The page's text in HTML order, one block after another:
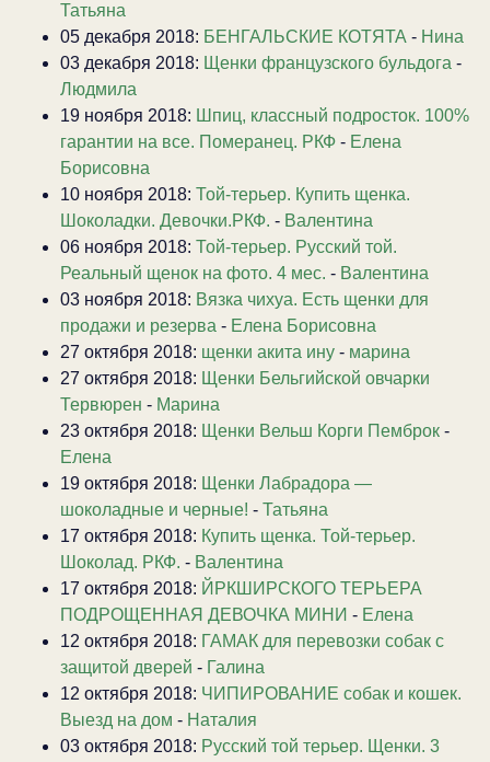
Татьяна
05 декабря 2018: БЕНГАЛЬСКИЕ КОТЯТА - Нина
03 декабря 2018: Щенки французского бульдога -
Людмила
19 ноября 2018: Шпиц, классный подросток. 100%
гарантии на все. Померанец. РКФ - Елена
Борисовна
10 ноября 2018: Той-терьер. Купить щенка.
Шоколадки. Девочки.РКФ. - Валентина
06 ноября 2018: Той-терьер. Русский той.
Реальный щенок на фото. 4 мес. - Валентина
03 ноября 2018: Вязка чихуа. Есть щенки для
продажи и резерва - Елена Борисовна
27 октября 2018: щенки акита ину - марина
27 октября 2018: Щенки Бельгийской овчарки
Тервюрен - Марина
23 октября 2018: Щенки Вельш Корги Пемброк -
Елена
19 октября 2018: Щенки Лабрадора —
шоколадные и черные! - Татьяна
17 октября 2018: Купить щенка. Той-терьер.
Шоколад. РКФ. - Валентина
17 октября 2018: ЙРКШИРСКОГО ТЕРЬЕРА
ПОДРОЩЕННАЯ ДЕВОЧКА МИНИ - Елена
12 октября 2018: ГАМАК для перевозки собак с
защитой дверей - Галина
12 октября 2018: ЧИПИРОВАНИЕ собак и кошек.
Выезд на дом - Наталия
03 октября 2018: Русский той терьер. Щенки. 3